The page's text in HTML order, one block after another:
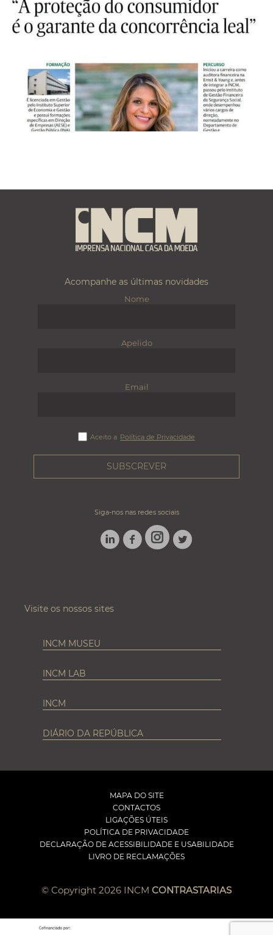
Acompanhe as últimas novidades
Nome
Apelido
Email
Aceito a Política de Privacidade
Siga-nos nas redes sociais
LINKEDINFACEBOOK
INSTAGRAM
TWITTER
Visite os nossos sites
INCM MUSEU
INCM LAB
INCM
DIÁRIO DA REPÚBLICA
MAPA DO SITE
CONTACTOS
LIGAÇÕES ÚTEIS
POLÍTICA DE PRIVACIDADE
DECLARAÇÃO DE ACESSIBILIDADE E USABILIDADE
LIVRO DE RECLAMAÇÕES
© Copyright 2026 INCM CONTRASTARIAS